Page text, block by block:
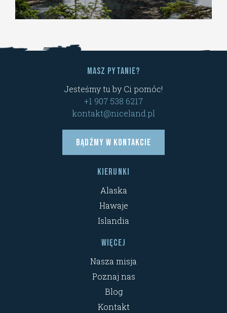
Masz pytanie?
Jesteśmy tu by Ci pomóc!
+1 907 538 6217
kontakt@niceland.pl
Bądźmy w kontakcie
Kierunki
Alaska
Hawaje
Islandia
Więcej
Nasza misja
Poznaj nas
Blog
Kontakt